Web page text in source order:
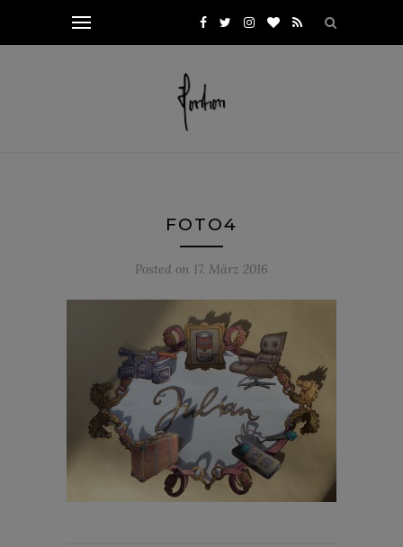
FOTO4
Posted on 17. März 2016